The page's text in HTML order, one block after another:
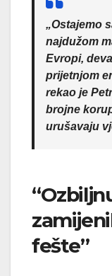
„Ostajemo
najdužom
Evropi,
prijetnjom
rekao je
brojne
urušavaju
fešte”